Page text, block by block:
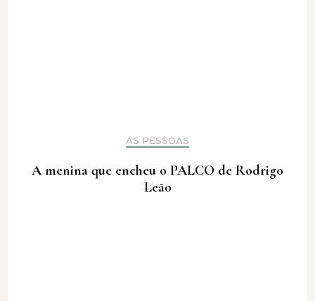
AS PESSOAS
A menina que encheu o PALCO de Rodrigo
Leão